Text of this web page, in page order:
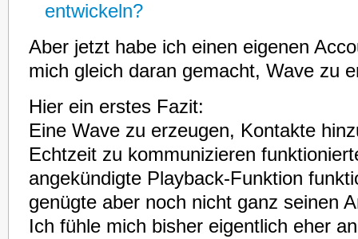
entwickeln?
Aber jetzt habe ich einen eigenen
mich gleich daran gemacht, Wave zu
Hier ein erstes Fazit:
Eine Wave zu erzeugen, Kontakte
Echtzeit zu kommunizieren
angekündigte Playback-Funktion
genügte aber noch nicht ganz seinen
Ich fühle mich bisher eigentlich eher